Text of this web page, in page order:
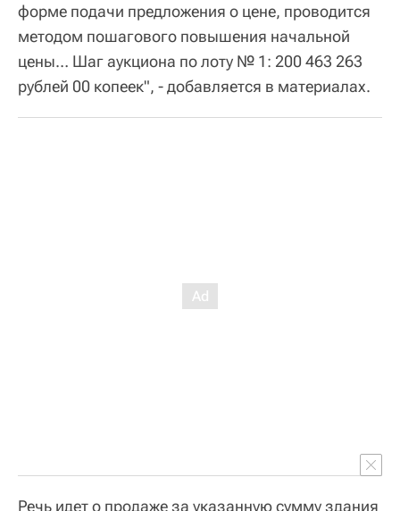
форме подачи предложения о цене, проводится
методом пошагового повышения начальной
цены… Шаг аукциона по лоту № 1: 200 463 263
рублей 00 копеек", - добавляется в материалах.
Речь идет о продаже за указанную сумму здания